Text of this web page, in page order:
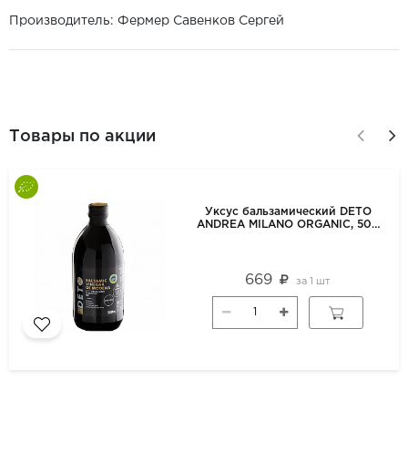
Производитель: Фермер Савенков Сергей
Товары по акции
Уксус бальзамический DETO
ANDREA MILANO ORGANIC, 500
669 за 1 шт